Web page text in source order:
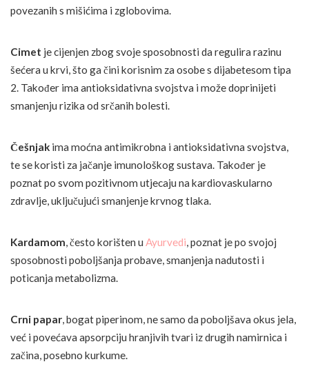
povezanih s mišićima i zglobovima.
Cimet je cijenjen zbog svoje sposobnosti da regulira razinu
šećera u krvi, što ga čini korisnim za osobe s dijabetesom tipa
2. Također ima antioksidativna svojstva i može doprinijeti
smanjenju rizika od srčanih bolesti.
Češnjak ima moćna antimikrobna i antioksidativna svojstva,
te se koristi za jačanje imunološkog sustava. Također je
poznat po svom pozitivnom utjecaju na kardiovaskularno
zdravlje, uključujući smanjenje krvnog tlaka.
Kardamom, često korišten u Ayurvedi, poznat je po svojoj
sposobnosti poboljšanja probave, smanjenja nadutosti i
poticanja metabolizma.
Crni papar, bogat piperinom, ne samo da poboljšava okus jela,
već i povećava apsorpciju hranjivih tvari iz drugih namirnica i
začina, posebno kurkume.